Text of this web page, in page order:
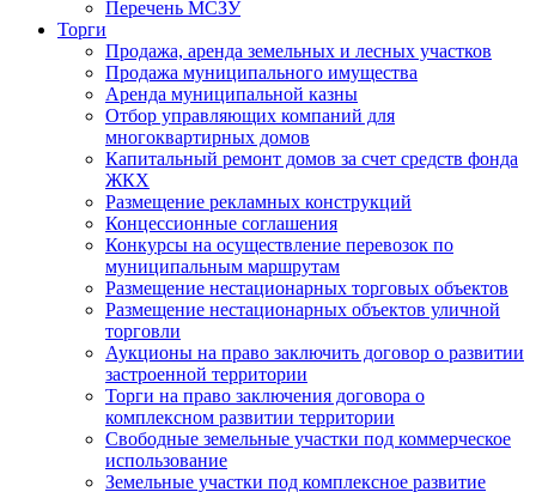
Перечень МСЗУ
Торги
Продажа, аренда земельных и лесных участков
Продажа муниципального имущества
Аренда муниципальной казны
Отбор управляющих компаний для
многоквартирных домов
Капитальный ремонт домов за счет средств фонда
ЖКХ
Размещение рекламных конструкций
Концессионные соглашения
Конкурсы на осуществление перевозок по
муниципальным маршрутам
Размещение нестационарных торговых объектов
Размещение нестационарных объектов уличной
торговли
Аукционы на право заключить договор о развитии
застроенной территории
Торги на право заключения договора о
комплексном развитии территории
Свободные земельные участки под коммерческое
использование
Земельные участки под комплексное развитие